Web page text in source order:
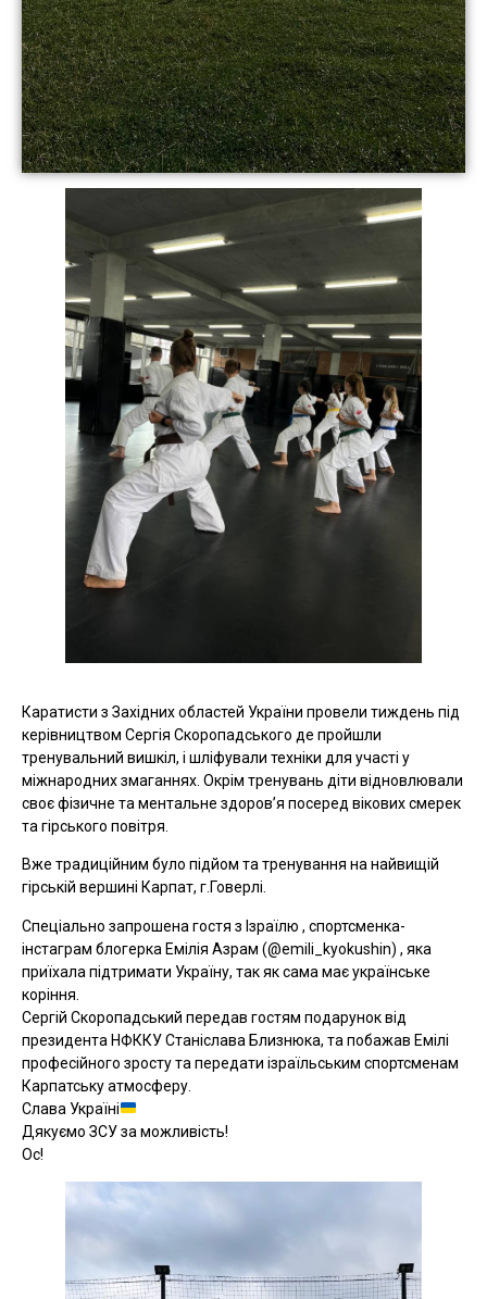
Каратисти з Західних областей України провели тиждень під
керівництвом Сергія Скоропадського де пройшли
тренувальний вишкіл, і шліфували техніки для участі у
міжнародних змаганнях. Окрім тренувань діти відновлювали
своє фізичне та ментальне здоров’я посеред вікових смерек
та гірського повітря.
Вже традиційним було підйом та тренування на найвищій
гірській вершині Карпат, г.Говерлі.
Спеціально запрошена гостя з Ізраїлю , спортсменка-
інстаграм блогерка Емілія Азрам (@emili_kyokushin) , яка
приїхала підтримати Україну, так як сама має українське
коріння.
Сергій Скоропадський передав гостям подарунок від
президента НФККУ Станіслава Близнюка, та побажав Емілі
професійного зросту та передати ізраїльським спортсменам
Карпатську атмосферу.
Слава Україні
Дякуємо ЗСУ за можливість!
Ос!